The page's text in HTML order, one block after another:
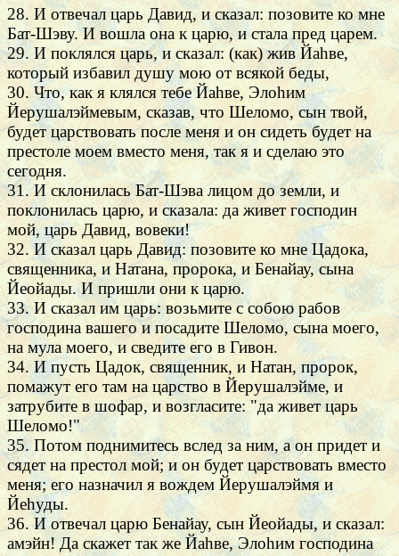
28. И отвечал царь Давид, и сказал: позовите ко мне
Бат-Шэву. И вошла она к царю, и стала пред царем.
29. И поклялся царь, и сказал: (как) жив Йаhве,
который избавил душу мою от всякой беды,
30. Что, как я клялся тебе Йаhве, Элоhим
Йерушалэймевым, сказав, что Шеломо, сын твой,
будет царствовать после меня и он сидеть будет на
престоле моем вместо меня, так я и сделаю это
сегодня.
31. И склонилась Бат-Шэва лицом до земли, и
поклонилась царю, и сказала: да живет господин
мой, царь Давид, вовеки!
32. И сказал царь Давид: позовите ко мне Цадока,
священника, и Натана, пророка, и Бенайау, сына
Йеойады. И пришли они к царю.
33. И сказал им царь: возьмите с собою рабов
господина вашего и посадите Шеломо, сына моего,
на мула моего, и сведите его в Гивон.
34. И пусть Цадок, священник, и Натан, пророк,
помажут его там на царство в Йерушалэйме, и
затрубите в шофар, и возгласите: "да живет царь
Шеломо!"
35. Потом поднимитесь вслед за ним, а он придет и
сядет на престол мой; и он будет царствовать вместо
меня; его назначил я вождем Йерушалэймя и
Йеhуды.
36. И отвечал царю Бенайау, сын Йеойады, и сказал:
амэйн! Да скажет так же Йаhве, Элоhим господина